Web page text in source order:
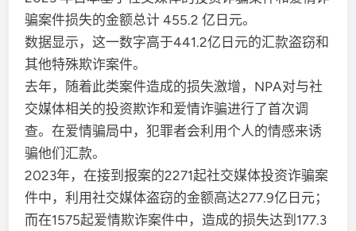
骗案件损失的金额总计 455.2 亿日元。
数据显示，这一数字高于441.2亿日元的汇款盗窃和
其他特殊欺诈案件。
去年，随着此类案件造成的损失激增，NPA对与社
交媒体相关的投资欺诈和爱情诈骗进行了首次调
查。在爱情骗局中，犯罪者会利用个人的情感来诱
骗他们汇款。
2023年，在接到报案的2271起社交媒体投资诈骗案
件中，利用社交媒体盗窃的金额高达277.9亿日元；
而在1575起爱情欺诈案件中，造成的损失达到177.3